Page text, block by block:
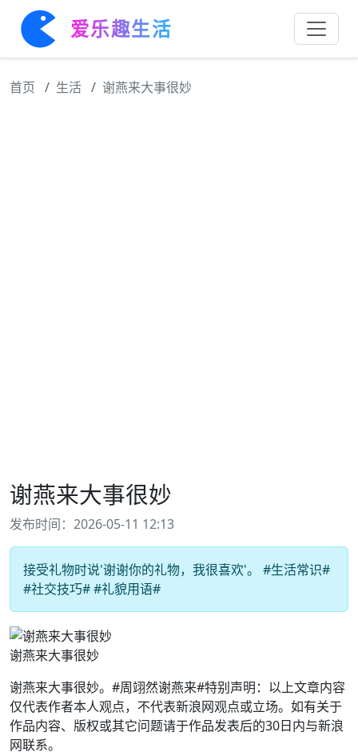
爱乐趣生活
首页 生活 谢燕来大事很妙
谢燕来大事很妙
发布时间：2026-05-11 12:13
接受礼物时说'谢谢你的礼物，我很喜欢'。 #生活常识#
#社交技巧# #礼貌用语#
谢燕来大事很妙
谢燕来大事很妙。#周翊然谢燕来#特别声明：以上文章内容
仅代表作者本人观点，不代表新浪网观点或立场。如有关于
作品内容、版权或其它问题请于作品发表后的30日内与新浪
网联系。